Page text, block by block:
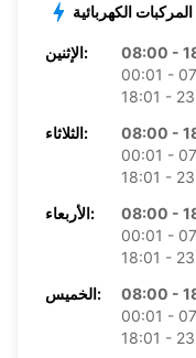
المركبات الكهربائية
الإثنين:
08:00 -
00:01 -
18:01 -
الثلاثاء:
08:00 -
00:01 -
18:01 -
الأربعاء:
08:00 -
00:01 -
18:01 -
الخميس:
08:00 -
00:01 -
18:01 -